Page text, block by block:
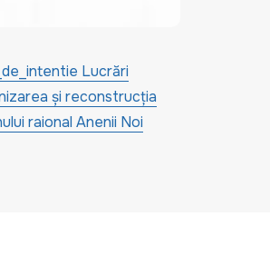
Lucrări
și reconstrucția
raional Anenii Noi